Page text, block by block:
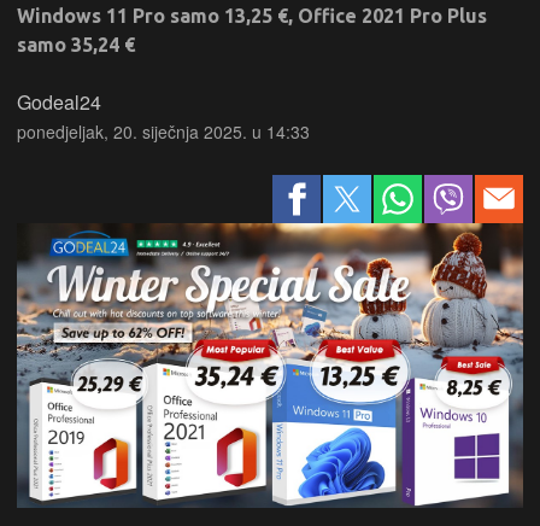
Windows 11 Pro samo 13,25 €, Office 2021 Pro Plus
samo 35,24 €
Godeal24
ponedjeljak, 20. siječnja 2025. u 14:33